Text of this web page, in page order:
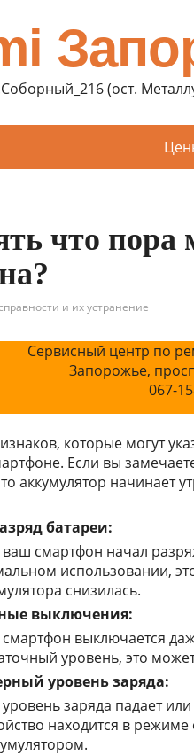
(ост.
что пора
и их устранение
Сервисный центр по
Запорожье,
067-
которые могут
Если вы
аккумулятор начинает
батареи:
ваш смартфон начал
использовании,
снизилась.
выключения:
смартфон выключается
уровень, это
уровень заряда:
уровень заряда падает
находится в